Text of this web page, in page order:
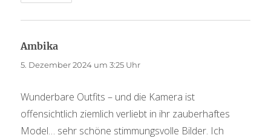
Ambika
5. Dezember 2024 um 3:25 Uhr
Wunderbare Outfits – und die Kamera ist
offensichtlich ziemlich verliebt in ihr zauberhaftes
Model… sehr schöne stimmungsvolle Bilder. Ich